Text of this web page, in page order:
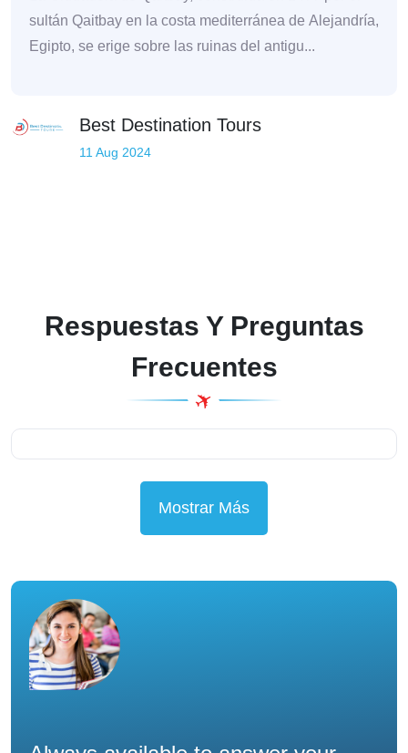
sultán Qaitbay en la costa mediterránea de Alejandría,
Egipto, se erige sobre las ruinas del antigu...
Best Destination Tours
11 Aug 2024
Respuestas Y Preguntas
Frecuentes
Mostrar Más